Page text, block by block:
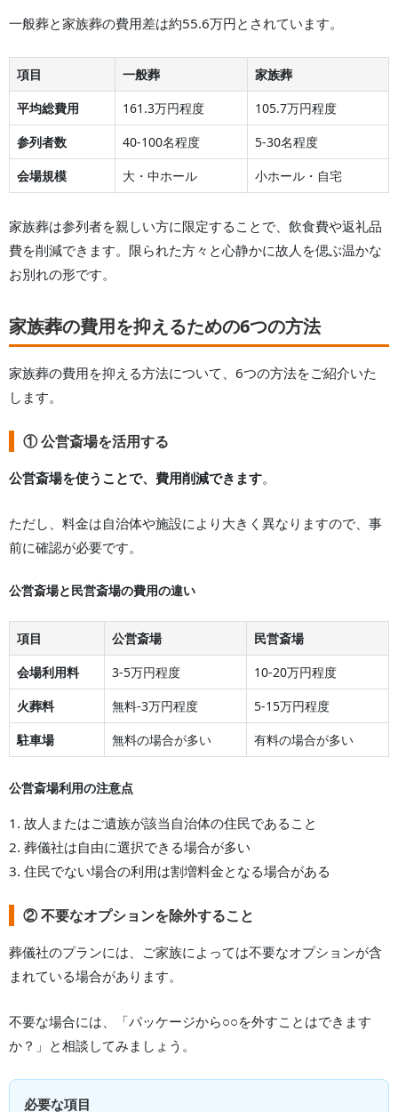
一般葬と家族葬の費用差は約55.6万円とされています。
項目 一般葬
家族葬
平均総費用
161.3万円程度
105.7万円程度
参列者数
40-100名程度
5-30名程度
会場規模
大・中ホール 小ホール・自宅
家族葬は参列者を親しい方に限定することで、飲食費や返礼品
費を削減できます。限られた方々と心静かに故人を偲ぶ温かな
お別れの形です。
家族葬の費用を抑えるための6つの方法
家族葬の費用を抑える方法について、6つの方法をご紹介いた
します。
① 公営斎場を活用する
公営斎場を使うことで、費用削減できます。
ただし、料金は自治体や施設により大きく異なりますので、事
前に確認が必要です。
公営斎場と民営斎場の費用の違い
項目 公営斎場
民営斎場
会場利用料
3-5万円程度
10-20万円程度
火葬料
無料-3万円程度
5-15万円程度
駐車場
無料の場合が多い 有料の場合が多い
公営斎場利用の注意点
1. 故人またはご遺族が該当自治体の住民であること
2. 葬儀社は自由に選択できる場合が多い
3. 住民でない場合の利用は割増料金となる場合がある
② 不要なオプションを除外すること
葬儀社のプランには、ご家族によっては不要なオプションが含
まれている場合があります。
不要な場合には、「パッケージから○○を外すことはできます
か？」と相談してみましょう。
必要な項目